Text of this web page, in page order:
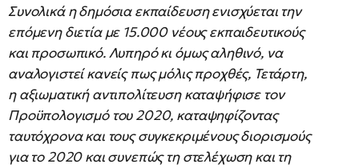
Συνολικά η δημόσια εκπαίδευση ενισχύεται την
επόμενη διετία με 15.000 νέους εκπαιδευτικούς
και προσωπικό. Λυπηρό κι όμως αληθινό, να
αναλογιστεί κανείς πως μόλις προχθές, Τετάρτη,
η αξιωματική αντιπολίτευση καταψήφισε τον
Προϋπολογισμό του 2020, καταψηφίζοντας
ταυτόχρονα και τους συγκεκριμένους διορισμούς
για το 2020 και συνεπώς τη στελέχωση και τη